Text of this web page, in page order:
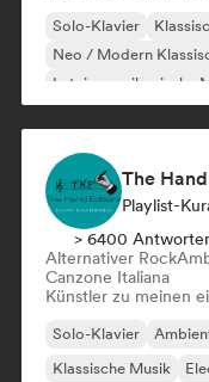
Solo-Klavier
Neo / Modern
Lateinamerikanische
The
Playlist-
> 6400
Alternativer Rock
Canzone Italiana
Künstler zu meinen
Solo-Klavier
Klassische Musik